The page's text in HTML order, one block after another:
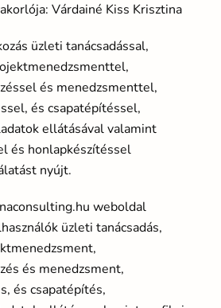
Várdainé Kiss Krisztina
üzleti tanácsadással,
és menedzsmenttel,
és csapatépítéssel,
ellátásával valamint
és honlapkészítéssel
nyújt.
weboldal
üzleti tanácsadás,
és menedzsment,
és csapatépítés,